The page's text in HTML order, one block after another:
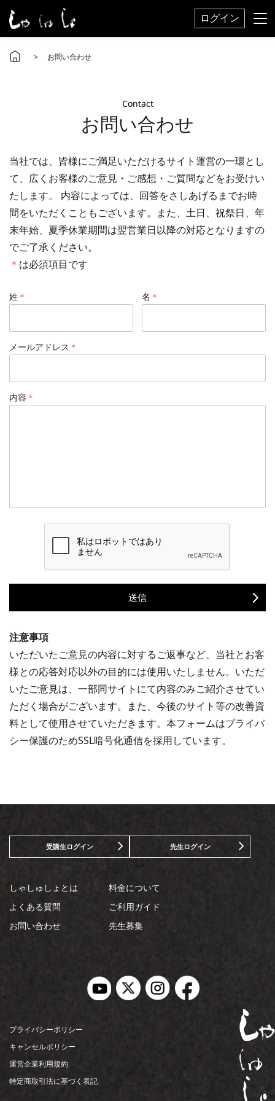
ログイン
> お問い合わせ
Contact
お問い合わせ
当社では、皆様にご満足いただけるサイト運営の一環とし
て、広くお客様のご意見・ご感想・ご質問などをお受けい
たします。 内容によっては、回答をさしあげるまでお時
間をいただくこともございます。また、土日、祝祭日、年
末年始、夏季休業期間は翌営業日以降の対応となりますの
でご了承ください。
＊ は必須項目です
姓 ＊ 名 ＊
メールアドレス ＊
内容 ＊
送信
注意事項
いただいたご意見の内容に対するご返事など、当社とお客
様との応答対応以外の目的には使用いたしません。いただ
いたご意見は、一部同サイトにて内容のみご紹介させてい
ただく場合がございます。また、今後のサイト等の改善資
料として使用させていただきます。本フォームはプライバ
シー保護のためSSL暗号化通信を採用しています。
しゃしゅしょとは
料金について
よくある質問
ご利用ガイド
お問い合わせ
先生募集
プライバシーポリシー
キャンセルポリシー
運営企業利用規約
特定商取引法に基づく表記
受講生ログイン 先生ログイン